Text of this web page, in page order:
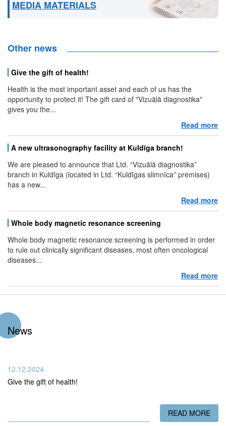
MEDIA MATERIALS
Other news
Give the gift of health!
Health is the most important asset and each of us has the
opportunity to protect it! The gift card of "Vizuālā diagnostika"
gives you the...
Read more
A new ultrasonography facility at Kuldīga branch!
We are pleased to announce that Ltd. “Vizuālā diagnostika”
branch in Kuldīga (located in Ltd. “Kuldīgas slimnīca” premises)
has a new...
Read more
Whole body magnetic resonance screening
Whole body magnetic resonance screening is performed in order
to rule out clinically significant diseases, most often oncological
diseases...
Read more
News
12.12.2024.
Give the gift of health!
READ MORE